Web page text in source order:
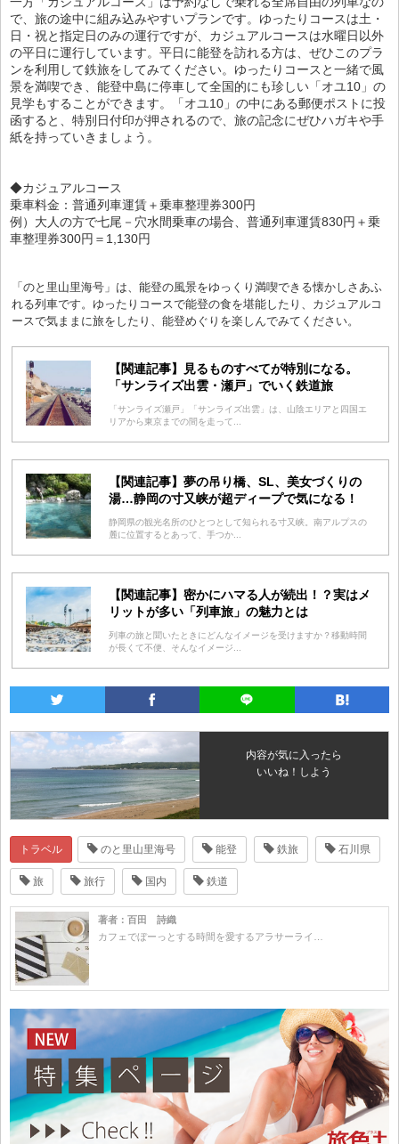
で、旅の途中に組み込みやすいプランです。ゆったりコースは土・
日・祝と指定日のみの運行ですが、カジュアルコースは水曜日以外
の平日に運行しています。平日に能登を訪れる方は、ぜひこのプラ
ンを利用して鉄旅をしてみてください。ゆったりコースと一緒で風
景を満喫でき、能登中島に停車して全国的にも珍しい「オユ10」の
見学もすることができます。「オユ10」の中にある郵便ポストに投
函すると、特別日付印が押されるので、旅の記念にぜひハガキや手
紙を持っていきましょう。
◆カジュアルコース
乗車料金：普通列車運賃＋乗車整理券300円
例）大人の方で七尾－穴水間乗車の場合、普通列車運賃830円＋乗
車整理券300円＝1,130円
「のと里山里海号」は、能登の風景をゆっくり満喫できる懐かしさあふ
れる列車です。ゆったりコースで能登の食を堪能したり、カジュアルコ
ースで気ままに旅をしたり、能登めぐりを楽しんでみてください。
【関連記事】見るものすべてが特別になる。
「サンライズ出雲・瀬戸」でいく鉄道旅
「サンライズ瀬戸」「サンライズ出雲」は、山陰エリアと四国エ
リアから東京までの間を走って...
【関連記事】夢の吊り橋、SL、美女づくりの
湯…静岡の寸又峡が超ディープで気になる！
静岡県の観光名所のひとつとして知られる寸又峡。南アルプスの
麓に位置するとあって、手つか...
【関連記事】密かにハマる人が続出！？実はメ
リットが多い「列車旅」の魅力とは
列車の旅と聞いたときにどんなイメージを受けますか？移動時間
が長くて不便、そんなイメージ...
内容が気に入ったら
いいね！しよう
トラベル のと里山里海号 能登 鉄旅 石川県
旅 旅行 国内 鉄道
著者：百田 詩織
カフェでぼーっとする時間を愛するアラサーライ…